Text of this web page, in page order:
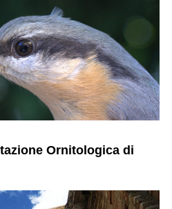
Ornitologica di